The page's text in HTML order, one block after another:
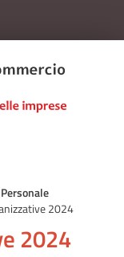
Personale
2024
2024